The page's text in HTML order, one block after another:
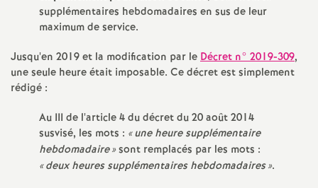
é
a
n
s
supplémentaires hebdomadaires en sus de leur
maximum de service.
Jusqu'en 2019 et la modification par leDécret n° 2019-309,
une seule heure était imposable. Ce décret est simplement
rédigé :
Au III de l'article 4 du décret du 20 août 2014
susvisé, les mots : «une heure supplémentaire
hebdomadaire»sont remplacés par les mots :
«deux heures supplémentaires hebdomadaires».